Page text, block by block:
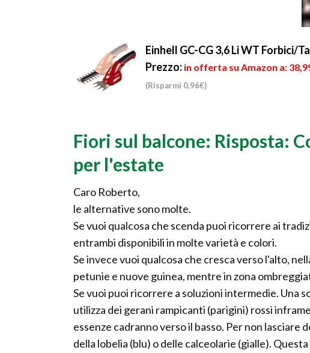
Einhell GC-CG 3,6 Li WT Forbici/
Prezzo: in offerta su Amazon a:
(Risparmi 0,96€)
Fiori sul balcone: Risposta:
per l'estate
Caro Roberto,
le alternative sono molte.
Se vuoi qualcosa che scenda puoi ricorrere ai
entrambi disponibili in molte varietà e colori.
Se invece vuoi qualcosa che cresca verso l'alto,
petunie e nuove guinea, mentre in zona
Se vuoi puoi ricorrere a soluzioni intermedie. Una
utilizza dei gerani rampicanti (parigini) rossi
essenze cadranno verso il basso. Per non
della lobelia (blu) o delle calceolarie (gialle).